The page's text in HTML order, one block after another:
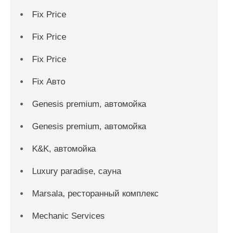
Fix Price
Fix Price
Fix Price
Fix Авто
Genesis premium, автомойка
Genesis premium, автомойка
K&K, автомойка
Luxury paradise, сауна
Marsala, ресторанный комплекс
Mechanic Services